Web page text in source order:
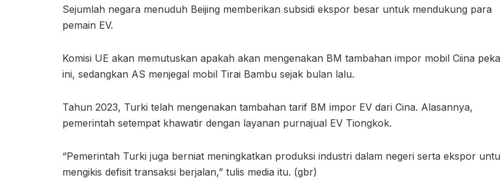
Sejumlah negara menuduh Beijing memberikan subsidi ekspor besar untuk mendukung para
pemain EV.
Komisi UE akan memutuskan apakah akan mengenakan BM tambahan impor mobil Ciina
ini, sedangkan AS menjegal mobil Tirai Bambu sejak bulan lalu.
Tahun 2023, Turki telah mengenakan tambahan tarif BM impor EV dari Cina. Alasannya,
pemerintah setempat khawatir dengan layanan purnajual EV Tiongkok.
“Pemerintah Turki juga berniat meningkatkan produksi industri dalam negeri serta ekspor
mengikis defisit transaksi berjalan,” tulis media itu. (gbr)